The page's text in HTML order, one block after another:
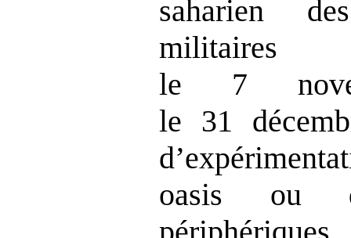
saharien
le 7
le 31
oasis ou